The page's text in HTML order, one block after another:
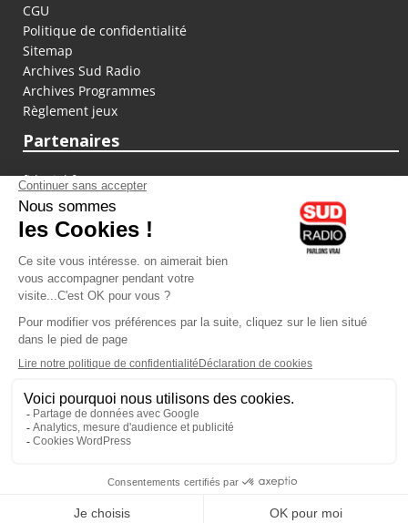
CGU
Politique de confidentialité
Sitemap
Archives Sud Radio
Archives Programmes
Règlement jeux
Partenaires
fiducial.fr
lyoncapitale.fr
olympique-et-lyonnais.com
L'application Iphone / Android
Téléchargez l'application
Les cookies
Gestion des cookies
Crédit photos : ©Sud Radio / Pierre Olivier
Jean-Marie Bordry
Laurent Permasse
La vie devant nous